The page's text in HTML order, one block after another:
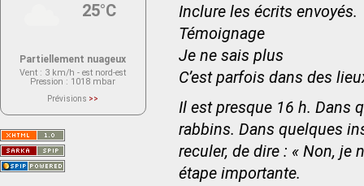
Inclure les écrits envoyés.
Témoignage
Je ne sais plus
C’est parfois dans des
Il est presque 16 h. Dans
rabbins. Dans quelques
reculer, de dire : « Non, je
étape importante.
25°C
Partiellement nuageux
Vent : 3 km/h - est nord-est
Pression : 1018 mbar
Prévisions >>
actuellement aucune prévision
Saint-Nom.
Veuillez consulter le message du
service ci-dessous.
(401 - Invalid API key. Please see
https://openweathermap.org/faq#error401